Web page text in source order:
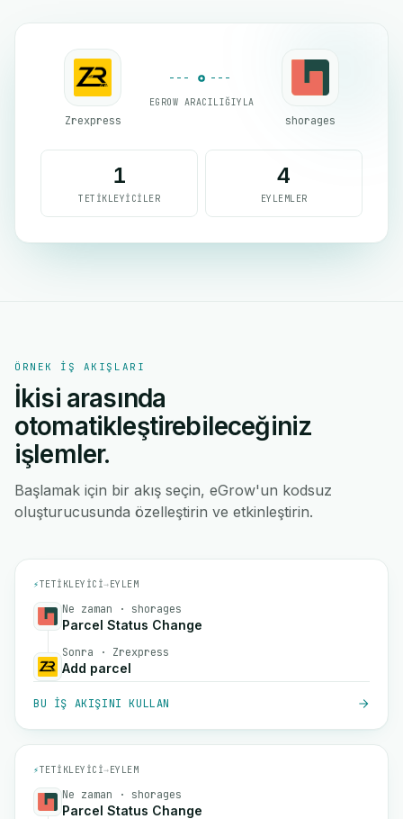
Zrexpress
EGROW ARACILIĞIYLA
shorages
1
TETIKLEYICILER
4
EYLEMLER
ÖRNEK IŞ AKIŞLARI
İkisi arasında
otomatikleştirebileceğiniz
işlemler.
Başlamak için bir akış seçin, eGrow'un kodsuz
oluşturucusunda özelleştirin ve etkinleştirin.
⚡TETIKLEYICI→EYLEM
Ne zaman · shorages
Parcel Status Change
Sonra · Zrexpress
Add parcel
BU IŞ AKIŞINI KULLAN
⚡TETIKLEYICI→EYLEM
Ne zaman · shorages
Parcel Status Change